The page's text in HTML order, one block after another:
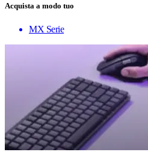
Acquista a modo tuo
MX Serie